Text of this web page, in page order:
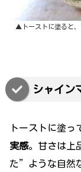
▲トーストに塗ると
シャイン
トーストに塗っ
実感。甘さは上
た”ような自然